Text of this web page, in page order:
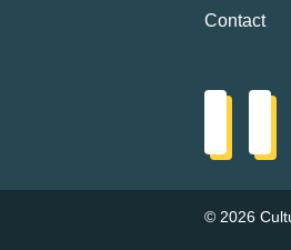
Contact
© 2026